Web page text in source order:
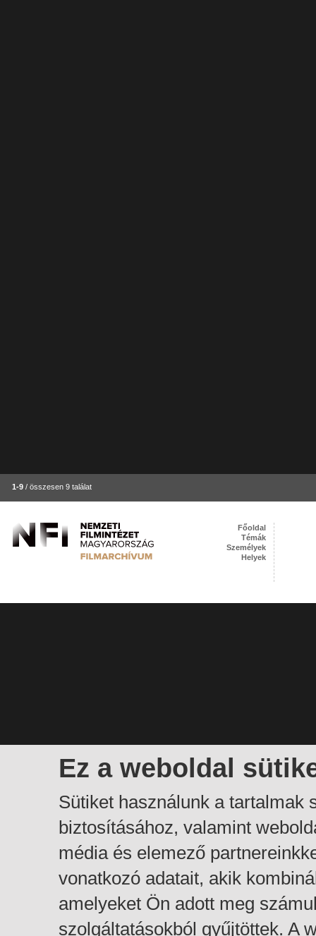
1-9 / összesen 9 találat
Ez a weboldal
Sütiket használunk a tartalmak
biztosításához, valamint
média és elemező
vonatkozó adatait, akik
amelyeket Ön adott meg
szolgáltatásokból gyűjtöttek. A
Főoldal
Témák
Személyek
Helyek